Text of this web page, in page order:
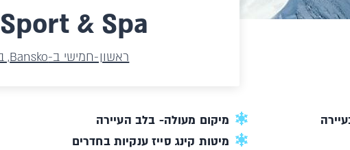
Sport & Spa
ראשון-חמישי ב-Bansko, בולגריה
מיקום מעולה- בלב העיירה
מיטות קינג סייז ענקיות בחדרים